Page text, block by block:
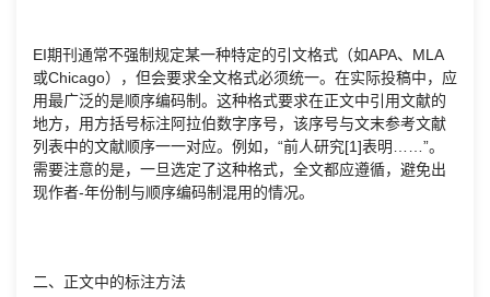
EI期刊通常不强制规定某一种特定的引文格式（如APA、MLA
或Chicago），但会要求全文格式必须统一。在实际投稿中，应
用最广泛的是顺序编码制。这种格式要求在正文中引用文献的
地方，用方括号标注阿拉伯数字序号，该序号与文末参考文献
列表中的文献顺序一一对应。例如，“前人研究[1]表明……”。
需要注意的是，一旦选定了这种格式，全文都应遵循，避免出
现作者-年份制与顺序编码制混用的情况。
二、正文中的标注方法